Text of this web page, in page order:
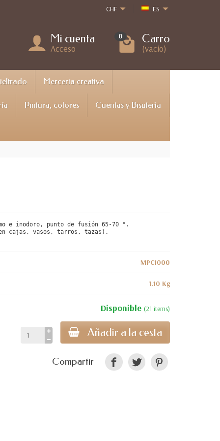
CHF ES
Mi cuenta
Acceso
0 Carro
(vacío)
Merceria creativa
Pintura, colores Cuentas y Bisuterìa
e inodoro, punto de fusión 65-70 °.
cajas, vasos, tarros, tazas).
MPC1000
1.10 Kg
Disponible (21 items)
Añadir a la cesta
Compartir